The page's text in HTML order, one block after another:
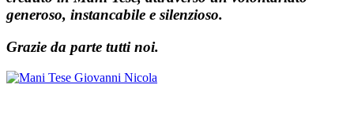
generoso, instancabile e silenzioso.
Grazie da parte tutti noi.